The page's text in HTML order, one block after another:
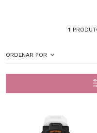
1
ORDENAR POR